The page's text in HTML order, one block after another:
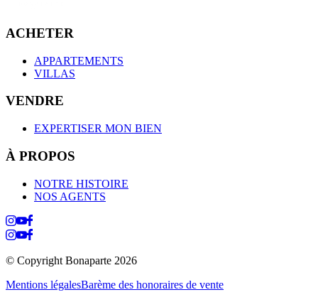
ACHETER
APPARTEMENTS
VILLAS
VENDRE
EXPERTISER MON BIEN
À PROPOS
NOTRE HISTOIRE
NOS AGENTS
© Copyright Bonaparte 2026
Mentions légalesBarème des honoraires de vente